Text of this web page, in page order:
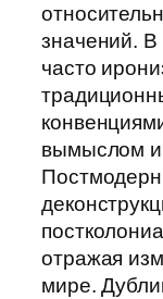
значений. В
часто
вымыслом и
отражая
мире.